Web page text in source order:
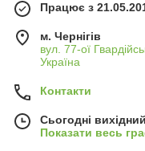
Працює з
м. Чернігів
вул. 77-ої
Україна
Контакти
Сьогодні вихідний
Показати весь